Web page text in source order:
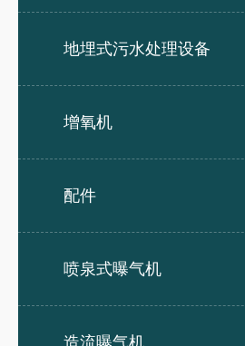
地埋式污水处理设备
增氧机
配件
喷泉式曝气机
造流曝气机